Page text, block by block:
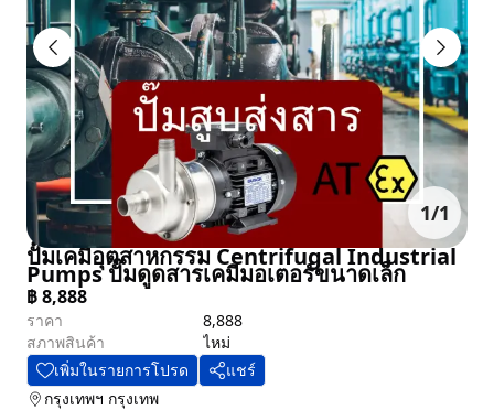
1/1
ปั๊มเคมีอุตสาหกรรม Centrifugal Industrial
Pumps ปั๊มดูดสารเคมีมอเตอร์ขนาดเล็ก
฿8,888
ราคา
8,888
สภาพสินค้า
ไหม่
เพิ่มในรายการโปรด
แชร์
กรุงเทพฯ กรุงเทพ